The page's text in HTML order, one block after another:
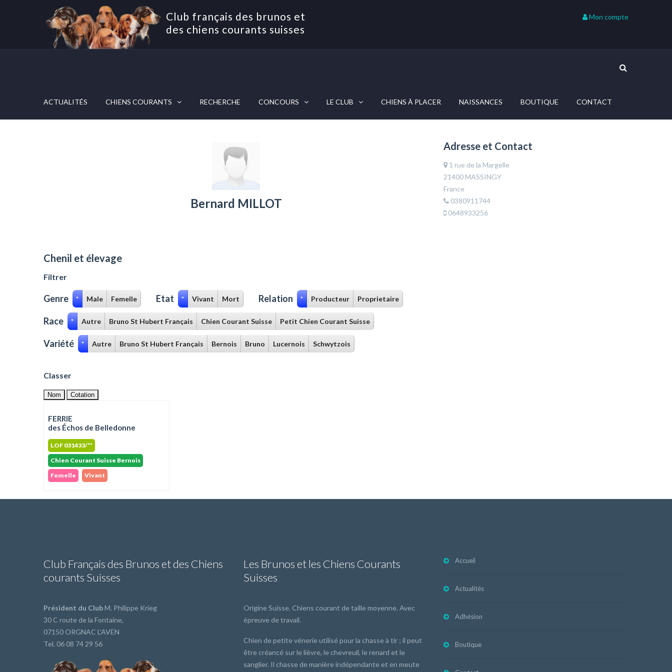
Club français des brunos et
des chiens courants suisses
Mon compte
ACTUALITÉS CHIENS COURANTS RECHERCHE CONCOURS LE CLUB CHIENS À PLACER NAISSANCES BOUTIQUE CONTACT
Bernard MILLOT
Adresse et Contact
1 rue de la Margelle
21400 MASSINGY
France
0380911744
0648933256
Chenil et élevage
Filtrer
Genre * Male Femelle Etat * Vivant Mort Relation * Producteur Proprietaire
Race * Autre Bruno St Hubert Français Chien Courant Suisse Petit Chien Courant Suisse
Variété * Autre Bruno St Hubert Français Bernois Bruno Lucernois Schwytzois
Classer
Nom Cotation
FERRIE
des Échos de Belledonne
LOF 031433/**
Chien Courant Suisse Bernois
Femelle
Vivant
Club Français des Brunos et des Chiens
courants Suisses
Président du ClubM. Philippe Krieg
30 C route de la Fontaine,
07150 ORGNAC L'AVEN
Tel. 06 08 74 29 56
Les Brunos et les Chiens Courants
Suisses
Origine Suisse. Chiens courant de taille moyenne. Avec
épreuve de travail.
Chien de petite vénerie utilisé pour la chasse à tir ; il peut
être créancé sur le lièvre, le chevreuil, le renard et le
sanglier. Il chasse de manière indépendante et en meute
Accueil
Actualités
Adhésion
Boutique